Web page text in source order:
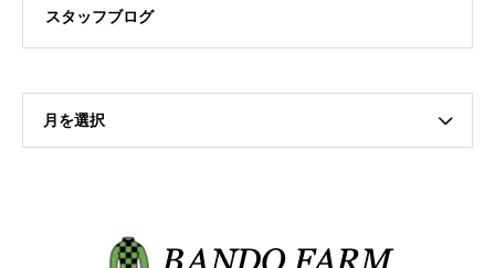
スタッフブログ
月を選択